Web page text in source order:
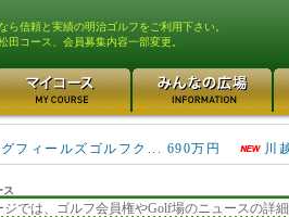
ら信頼と実績の明治ゴルフをご利用下さい。
田コース、会員募集内容一部変更。
坂カントリークラブ 160万円 津久井
フィールズゴルフク... 690万円 川
ス
ジでは、ゴルフ会員権やGolf場のニュースの詳細